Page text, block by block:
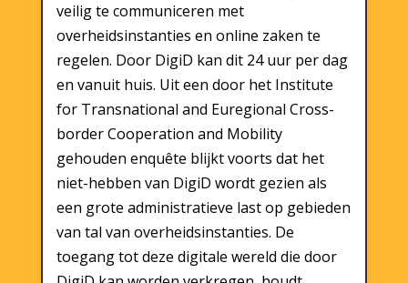
veilig te communiceren met
overheidsinstanties en online zaken te
regelen. Door DigiD kan dit 24 uur per dag
en vanuit huis. Uit een door het Institute
for Transnational and Euregional Cross-
border Cooperation and Mobility
gehouden enquête blijkt voorts dat het
niet-hebben van DigiD wordt gezien als
een grote administratieve last op gebieden
van tal van overheidsinstanties. De
toegang tot deze digitale wereld die door